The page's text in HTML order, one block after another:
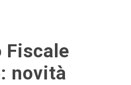
Fiscale
novità